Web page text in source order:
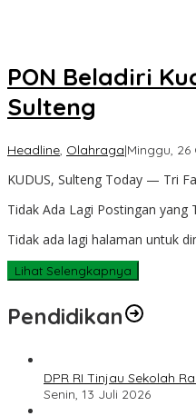
PON Beladiri
Sulteng
Headline, Olahraga|Minggu,
KUDUS, Sulteng Today — Tri
Tidak Ada Lagi Postingan yang
Tidak ada lagi halaman untuk
Lihat Selengkapnya
Pendidikan
DPR RI Tinjau Sekolah
Senin, 13 Juli 2026